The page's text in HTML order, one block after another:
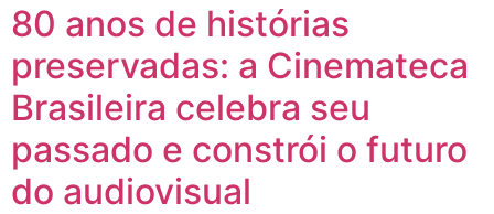
80 anos de histórias
preservadas: a Cinemateca
Brasileira celebra seu
passado e constrói o futuro
do audiovisual